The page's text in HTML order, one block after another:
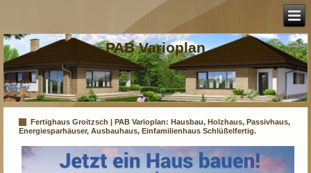
PAB Varioplan
Fertighaus Groitzsch | PAB Varioplan: Hausbau, Holzhaus, Passivhaus,
Energiesparhäuser, Ausbauhaus, Einfamilienhaus Schlüßelfertig.